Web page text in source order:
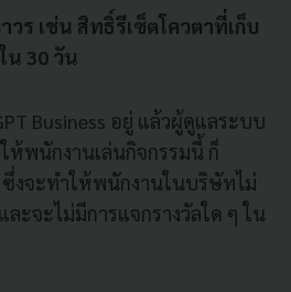
วร เช่น สิทธิ์รีเซ็ตโควตาที่เก็บ
น 30 วัน
Business อยู่ แล้วผู้ดูแลระบบ
ห้พนักงานเล่นกิจกรรมนี้ ก็
ซึ่งจะทำให้พนักงานในบริษัทไม่
ะจะไม่มีการแจกรางวัลใด ๆ ใน